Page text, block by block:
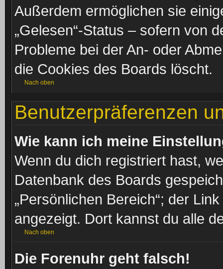
Außerdem ermöglichen sie
„Gelesen“-Status – sofern von
Probleme bei der An- oder
die Cookies des Boards löscht.
Nach oben
Benutzerpräferenzen
Wie kann ich meine
Wenn du dich registriert hast,
Datenbank des Boards
„Persönlichen Bereich“; der
angezeigt. Dort kannst du alle
Nach oben
Die Forenuhr geht falsch!